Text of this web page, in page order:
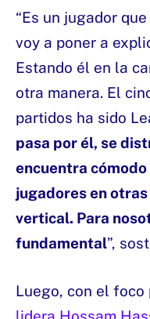
“Es un jugador
voy a poner a
Estando él en la
otra manera. El
partidos ha sido
pasa por él, se
encuentra
jugadores en
vertical. Para
fundamental”,
Luego, con el foco